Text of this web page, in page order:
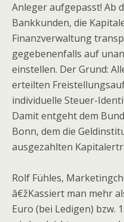
Anleger aufgepasst! Ab
Bankkunden, die
Finanzverwaltung
gegebenenfalls auf
einstellen. Der Grund:
erteilten
individuelle Steuer-
Damit entgeht dem
Bonn, dem die
ausgezahlten
Rolf Fühles,
â€žKassiert man mehr
Euro (bei Ledigen) bzw.